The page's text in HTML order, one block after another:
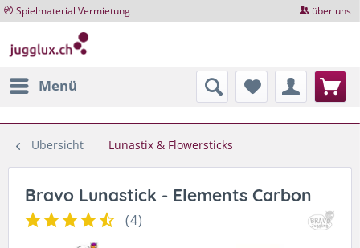
Spielmaterial Vermietung über uns
Menü
Übersicht Lunastix & Flowersticks
Bravo Lunastick - Elements Carbon
(4)